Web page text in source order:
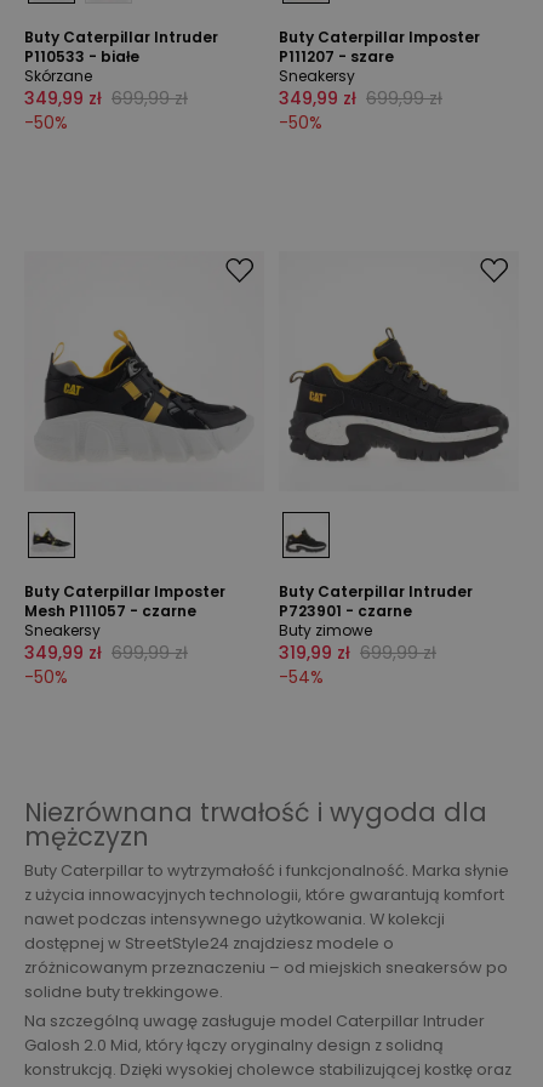
Buty Caterpillar Intruder
P110533 - białe
Skórzane
349,99 zł 699,99 zł
-50%
Buty Caterpillar Imposter
P111207 - szare
Sneakersy
349,99 zł 699,99 zł
-50%
Buty Caterpillar Imposter
Mesh P111057 - czarne
Sneakersy
349,99 zł 699,99 zł
-50%
Buty Caterpillar Intruder
P723901 - czarne
Buty zimowe
319,99 zł 699,99 zł
-54%
Niezrównana trwałość i wygoda dla
mężczyzn
Buty Caterpillar to wytrzymałość i funkcjonalność. Marka słynie
z użycia innowacyjnych technologii, które gwarantują komfort
nawet podczas intensywnego użytkowania. W kolekcji
dostępnej w StreetStyle24 znajdziesz modele o
zróżnicowanym przeznaczeniu – od miejskich sneakersów po
solidne buty trekkingowe.
Na szczególną uwagę zasługuje model Caterpillar Intruder
Galosh 2.0 Mid, który łączy oryginalny design z solidną
konstrukcją. Dzięki wysokiej cholewce stabilizującej kostkę oraz